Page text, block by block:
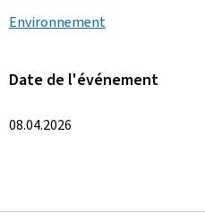
Environnement
Date de l'événement
08.04.2026